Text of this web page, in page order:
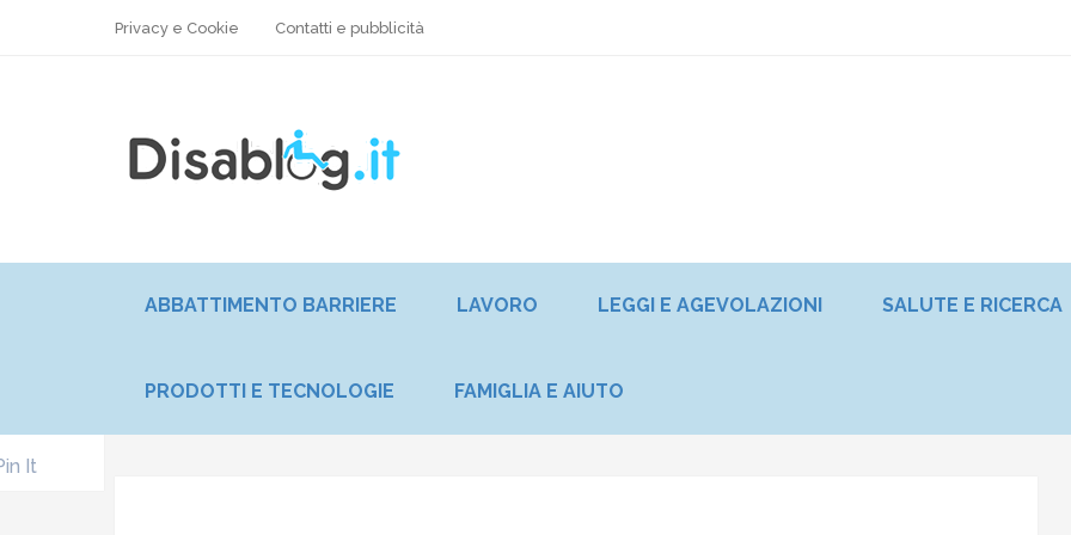
Privacy e Cookie Contatti e pubblicità
ABBATTIMENTO BARRIERE LAVORO LEGGI E AGEVOLAZIONI SALUTE E RICERCA
PRODOTTI E TECNOLOGIE FAMIGLIA E AIUTO
It